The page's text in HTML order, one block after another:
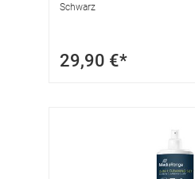
Schwarz
29,90 €*